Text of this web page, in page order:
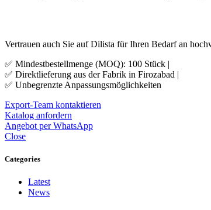
Vertrauen auch Sie auf Dilista für Ihren Bedarf an
✅ Mindestbestellmenge (MOQ): 100 Stück |
✅ Direktlieferung aus der Fabrik in Firozabad |
✅ Unbegrenzte Anpassungsmöglichkeiten
Export-Team kontaktieren
Katalog anfordern
Angebot per WhatsApp
Close
Categories
Latest
News